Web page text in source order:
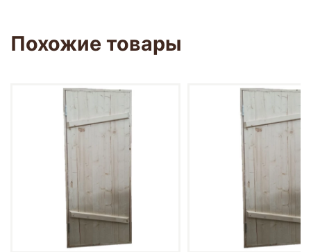
Похожие товары